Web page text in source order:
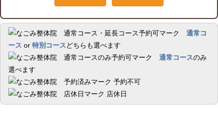
通常コ
ース or 特別コースどちらも選べます
通常コースのみ
選べます
予約不可
店休日